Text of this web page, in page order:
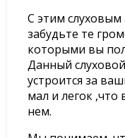
С этим
забудьте те
которыми вы
Данный
устроится за
мал и легок ,что
нем.